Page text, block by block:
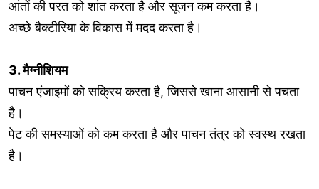
आंतों की परत को शांत करता है और सूजन कम करता है।
अच्छे बैक्टीरिया के विकास में मदद करता है।
3. मैग्नीशियम
पाचन एंजाइमों को सक्रिय करता है, जिससे खाना आसानी से पचता
है।
पेट की समस्याओं को कम करता है और पाचन तंत्र को स्वस्थ रखता
है।